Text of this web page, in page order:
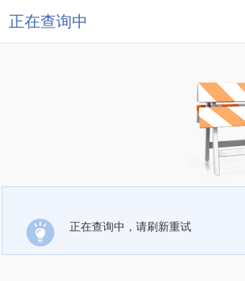
正在查询中
正在查询中，请刷新重试